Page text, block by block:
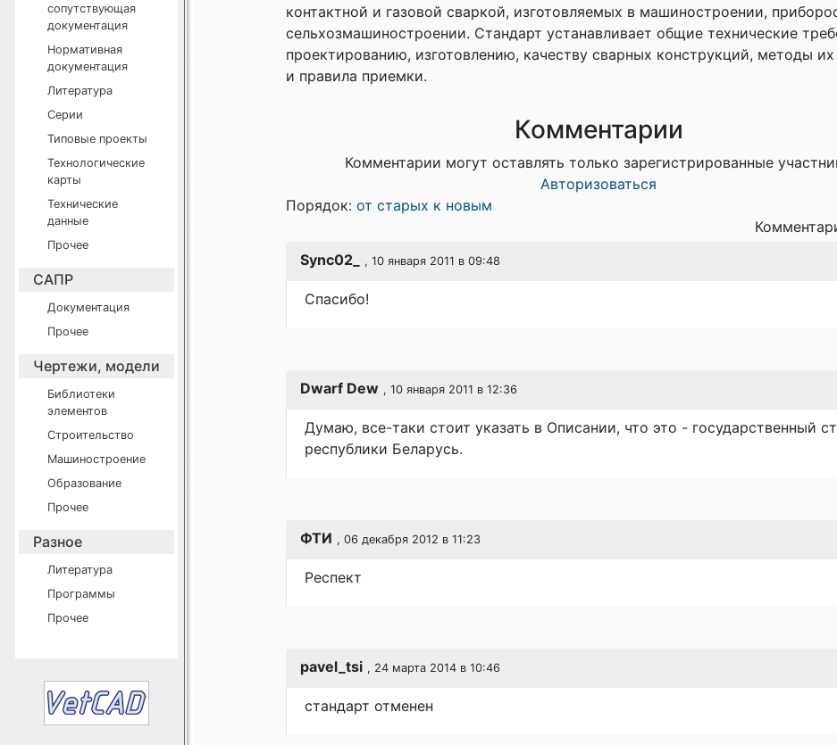
сопутствующая
документация
Нормативная
документация
Литература
Серии
Типовые проекты
Технологические
карты
Технические
данные
Прочее
САПР
Документация
Прочее
Чертежи, модели
Библиотеки
элементов
Строительство
Машиностроение
Образование
Прочее
Разное
Литература
Программы
Прочее
контактной и газовой сваркой, изготовляемых в машиностроении,
сельхозмашиностроении. Стандарт устанавливает общие технические
проектированию, изготовлению, качеству сварных конструкций, методы их
и правила приемки.
Комментарии
Комментарии могут оставлять только зарегистрированные
Авторизоваться
Порядок: от старых к новым
Sync02_
, 10 января 2011 в 09:48
Спасибо!
Dwarf Dew , 10 января 2011 в 12:36
Думаю, все-таки стоит указать в Описании, что это - государственный
республики Беларусь.
ФТИ , 06 декабря 2012 в 11:23
Респект
pavel_tsi , 24 марта 2014 в 10:46
стандарт отменен